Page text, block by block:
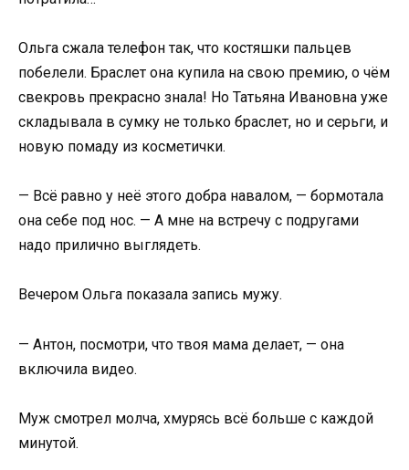
Ольга сжала телефон так, что костяшки пальцев
побелели. Браслет она купила на свою премию, о чём
свекровь прекрасно знала! Но Татьяна Ивановна уже
складывала в сумку не только браслет, но и серьги, и
новую помаду из косметички.
— Всё равно у неё этого добра навалом, — бормотала
она себе под нос. — А мне на встречу с подругами
надо прилично выглядеть.
Вечером Ольга показала запись мужу.
— Антон, посмотри, что твоя мама делает, — она
включила видео.
Муж смотрел молча, хмурясь всё больше с каждой
минутой.